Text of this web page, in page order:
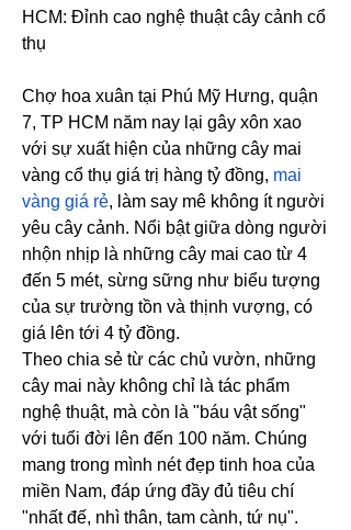
HCM: Đỉnh cao nghệ thuật cây cảnh cổ
thụ
Chợ hoa xuân tại Phú Mỹ Hưng, quận
7, TP HCM năm nay lại gây xôn xao
với sự xuất hiện của những cây mai
vàng cổ thụ giá trị hàng tỷ đồng, mai
vàng giá rẻ, làm say mê không ít người
yêu cây cảnh. Nổi bật giữa dòng người
nhộn nhịp là những cây mai cao từ 4
đến 5 mét, sừng sững như biểu tượng
của sự trường tồn và thịnh vượng, có
giá lên tới 4 tỷ đồng.
Theo chia sẻ từ các chủ vườn, những
cây mai này không chỉ là tác phẩm
nghệ thuật, mà còn là "báu vật sống"
với tuổi đời lên đến 100 năm. Chúng
mang trong mình nét đẹp tinh hoa của
miền Nam, đáp ứng đầy đủ tiêu chí
"nhất đế, nhì thân, tam cành, tứ nụ".